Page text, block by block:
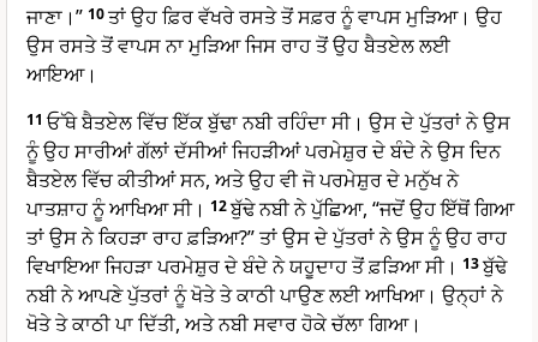
ਜਾਣਾ।” 10ਤਾਂ ਉਹ ਫ਼ਿਰ ਵੱਖਰੇ ਰਸਤੇ ਤੋਂ ਸਫ਼ਰ ਨੂੰ ਵਾਪਸ ਮੁੜਿਆ। ਉਹ
ਉਸ ਰਸਤੇ ਤੋਂ ਵਾਪਸ ਨਾ ਮੁੜਿਆ ਜਿਸ ਰਾਹ ਤੋਂ ਉਹ ਬੈਤਏਲ ਲਈ
ਆਇਆ।
11 ਓੱਥੇ ਬੈਤਏਲ ਵਿੱਚ ਇੱਕ ਬੁੱਢਾ ਨਬੀ ਰਹਿੰਦਾ ਸੀ। ਉਸ ਦੇ ਪੁੱਤਰਾਂ ਨੇ ਉਸ
ਨੂੰ ਉਹ ਸਾਰੀਆਂ ਗੱਲਾਂ ਦੱਸੀਆਂ ਜਿਹੜੀਆਂ ਪਰਮੇਸ਼ੁਰ ਦੇ ਬੰਦੇ ਨੇ ਉਸ ਦਿਨ
ਬੈਤਏਲ ਵਿੱਚ ਕੀਤੀਆਂ ਸਨ, ਅਤੇ ਉਹ ਵੀ ਜੋ ਪਰਮੇਸ਼ੁਰ ਦੇ ਮਨੁੱਖ ਨੇ
ਪਾਤਸ਼ਾਹ ਨੂੰ ਆਖਿਆ ਸੀ। 12ਬੁੱਢੇ ਨਬੀ ਨੇ ਪੁੱਛਿਆ, “ਜਦੋਂ ਉਹ ਇੱਥੋਂ ਗਿਆ
ਤਾਂ ਉਸ ਨੇ ਕਿਹੜਾ ਰਾਹ ਫ਼ੜਿਆ?” ਤਾਂ ਉਸ ਦੇ ਪੁੱਤਰਾਂ ਨੇ ਉਸ ਨੂੰ ਉਹ ਰਾਹ
ਵਿਖਾਇਆ ਜਿਹੜਾ ਪਰਮੇਸ਼ੁਰ ਦੇ ਬੰਦੇ ਨੇ ਯਹੂਦਾਹ ਤੋਂ ਫ਼ੜਿਆ ਸੀ। 13ਬੁੱਢੇ
ਨਬੀ ਨੇ ਆਪਣੇ ਪੁੱਤਰਾਂ ਨੂੰ ਖੋਤੇ ਤੇ ਕਾਠੀ ਪਾਉਣ ਲਈ ਆਖਿਆ। ਉਨ੍ਹਾਂ ਨੇ
ਖੋਤੇ ਤੇ ਕਾਠੀ ਪਾ ਦਿੱਤੀ, ਅਤੇ ਨਬੀ ਸਵਾਰ ਹੋਕੇ ਚੱਲਾ ਗਿਆ।